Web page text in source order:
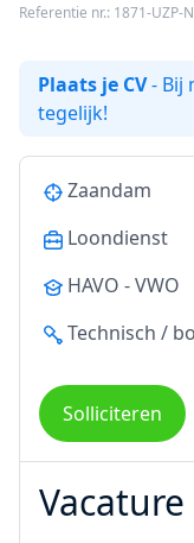
Referentie nr.: 1871-UZP-
Plaats je CV- Bij
tegelijk!
Zaandam
Loondienst
HAVO - VWO
Technisch /
Solliciteren